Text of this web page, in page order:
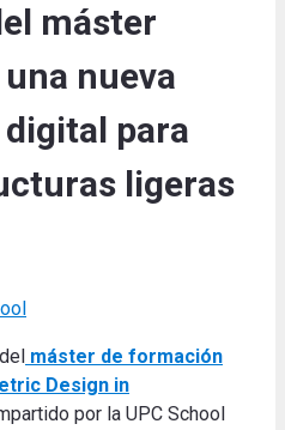
máster
nueva
para
ligeras
máster de formación
Design in
por la UPC School